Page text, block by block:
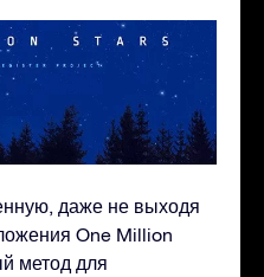
даже не выходя
One Million
метод для